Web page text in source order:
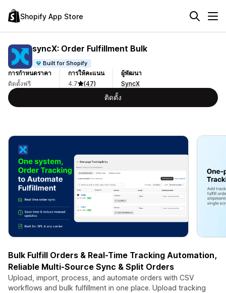
Shopify App Store
syncX: Order Fulfillment Bulk
Built for Shopify
การกำหนดราคา
ติดตั้งฟรี
การให้คะแนน
4.7
(47)
ผู้พัฒนา
SyncX
ติดตั้ง
Bulk Fulfill Orders & Real-Time Tracking Automation,
Reliable Multi-Source Sync & Split Orders
Upload, import, process, and automate orders with CSV
workflows and bulk fulfillment in one place. Upload tracking